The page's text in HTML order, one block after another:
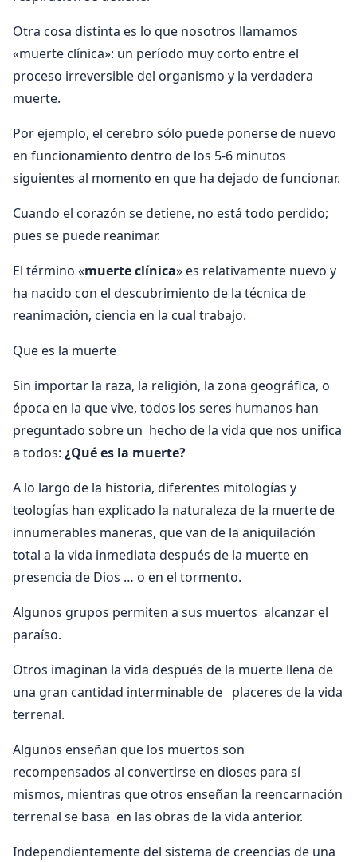
Otra cosa distinta es lo que nosotros llamamos
«muerte clínica»: un período muy corto entre el
proceso irreversible del organismo y la verdadera
muerte.
Por ejemplo, el cerebro sólo puede ponerse de nuevo
en funcionamiento dentro de los 5-6 minutos
siguientes al momento en que ha dejado de funcionar.
Cuando el corazón se detiene, no está todo perdido;
pues se puede reanimar.
El término «muerte clínica» es relativamente nuevo y
ha nacido con el descubrimiento de la técnica de
reanimación, ciencia en la cual trabajo.
Que es la muerte
Sin importar la raza, la religión, la zona geográfica, o
época en la que vive, todos los seres humanos han
preguntado sobre un hecho de la vida que nos unifica
a todos: ¿Qué es la muerte?
A lo largo de la historia, diferentes mitologías y
teologías han explicado la naturaleza de la muerte de
innumerables maneras, que van de la aniquilación
total a la vida inmediata después de la muerte en
presencia de Dios … o en el tormento.
Algunos grupos permiten a sus muertos alcanzar el
paraíso.
Otros imaginan la vida después de la muerte llena de
una gran cantidad interminable de placeres de la vida
terrenal.
Algunos enseñan que los muertos son
recompensados al convertirse en dioses para sí
mismos, mientras que otros enseñan la reencarnación
terrenal se basa en las obras de la vida anterior.
Independientemente del sistema de creencias de una